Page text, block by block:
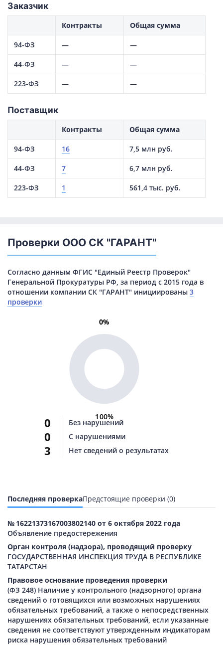
Заказчик
Контракты Общая сумма
94-ФЗ — —
44-ФЗ — —
223-ФЗ — —
Поставщик
Контракты Общая сумма
94-ФЗ 16 7,5 млн руб.
44-ФЗ 7 6,7 млн руб.
223-ФЗ 1 561,4 тыс. руб.
Проверки ООО СК "ГАРАНТ"
Согласно данным ФГИС "Единый Реестр Проверок"
Генеральной Прокуратуры РФ, за период с 2015 года в
отношении компании СК "ГАРАНТ" инициированы 3
проверки
0%
0%
100%
0
0
3
Без нарушений
С нарушениями
Нет сведений о результатах
Последняя проверкаПредстоящие проверки (0)
№ 16221373167003802140 от 6 октября 2022 года
Объявление предостережения
Орган контроля (надзора), проводящий проверку
ГОСУДАРСТВЕННАЯ ИНСПЕКЦИЯ ТРУДА В РЕСПУБЛИКЕ
ТАТАРСТАН
Правовое основание проведения проверки
(ФЗ 248) Наличие у контрольного (надзорного) органа
сведений о готовящихся или возможных нарушениях
обязательных требований, а также о непосредственных
нарушениях обязательных требований, если указанные
сведения не соответствуют утвержденным индикаторам
риска нарушения обязательных требований